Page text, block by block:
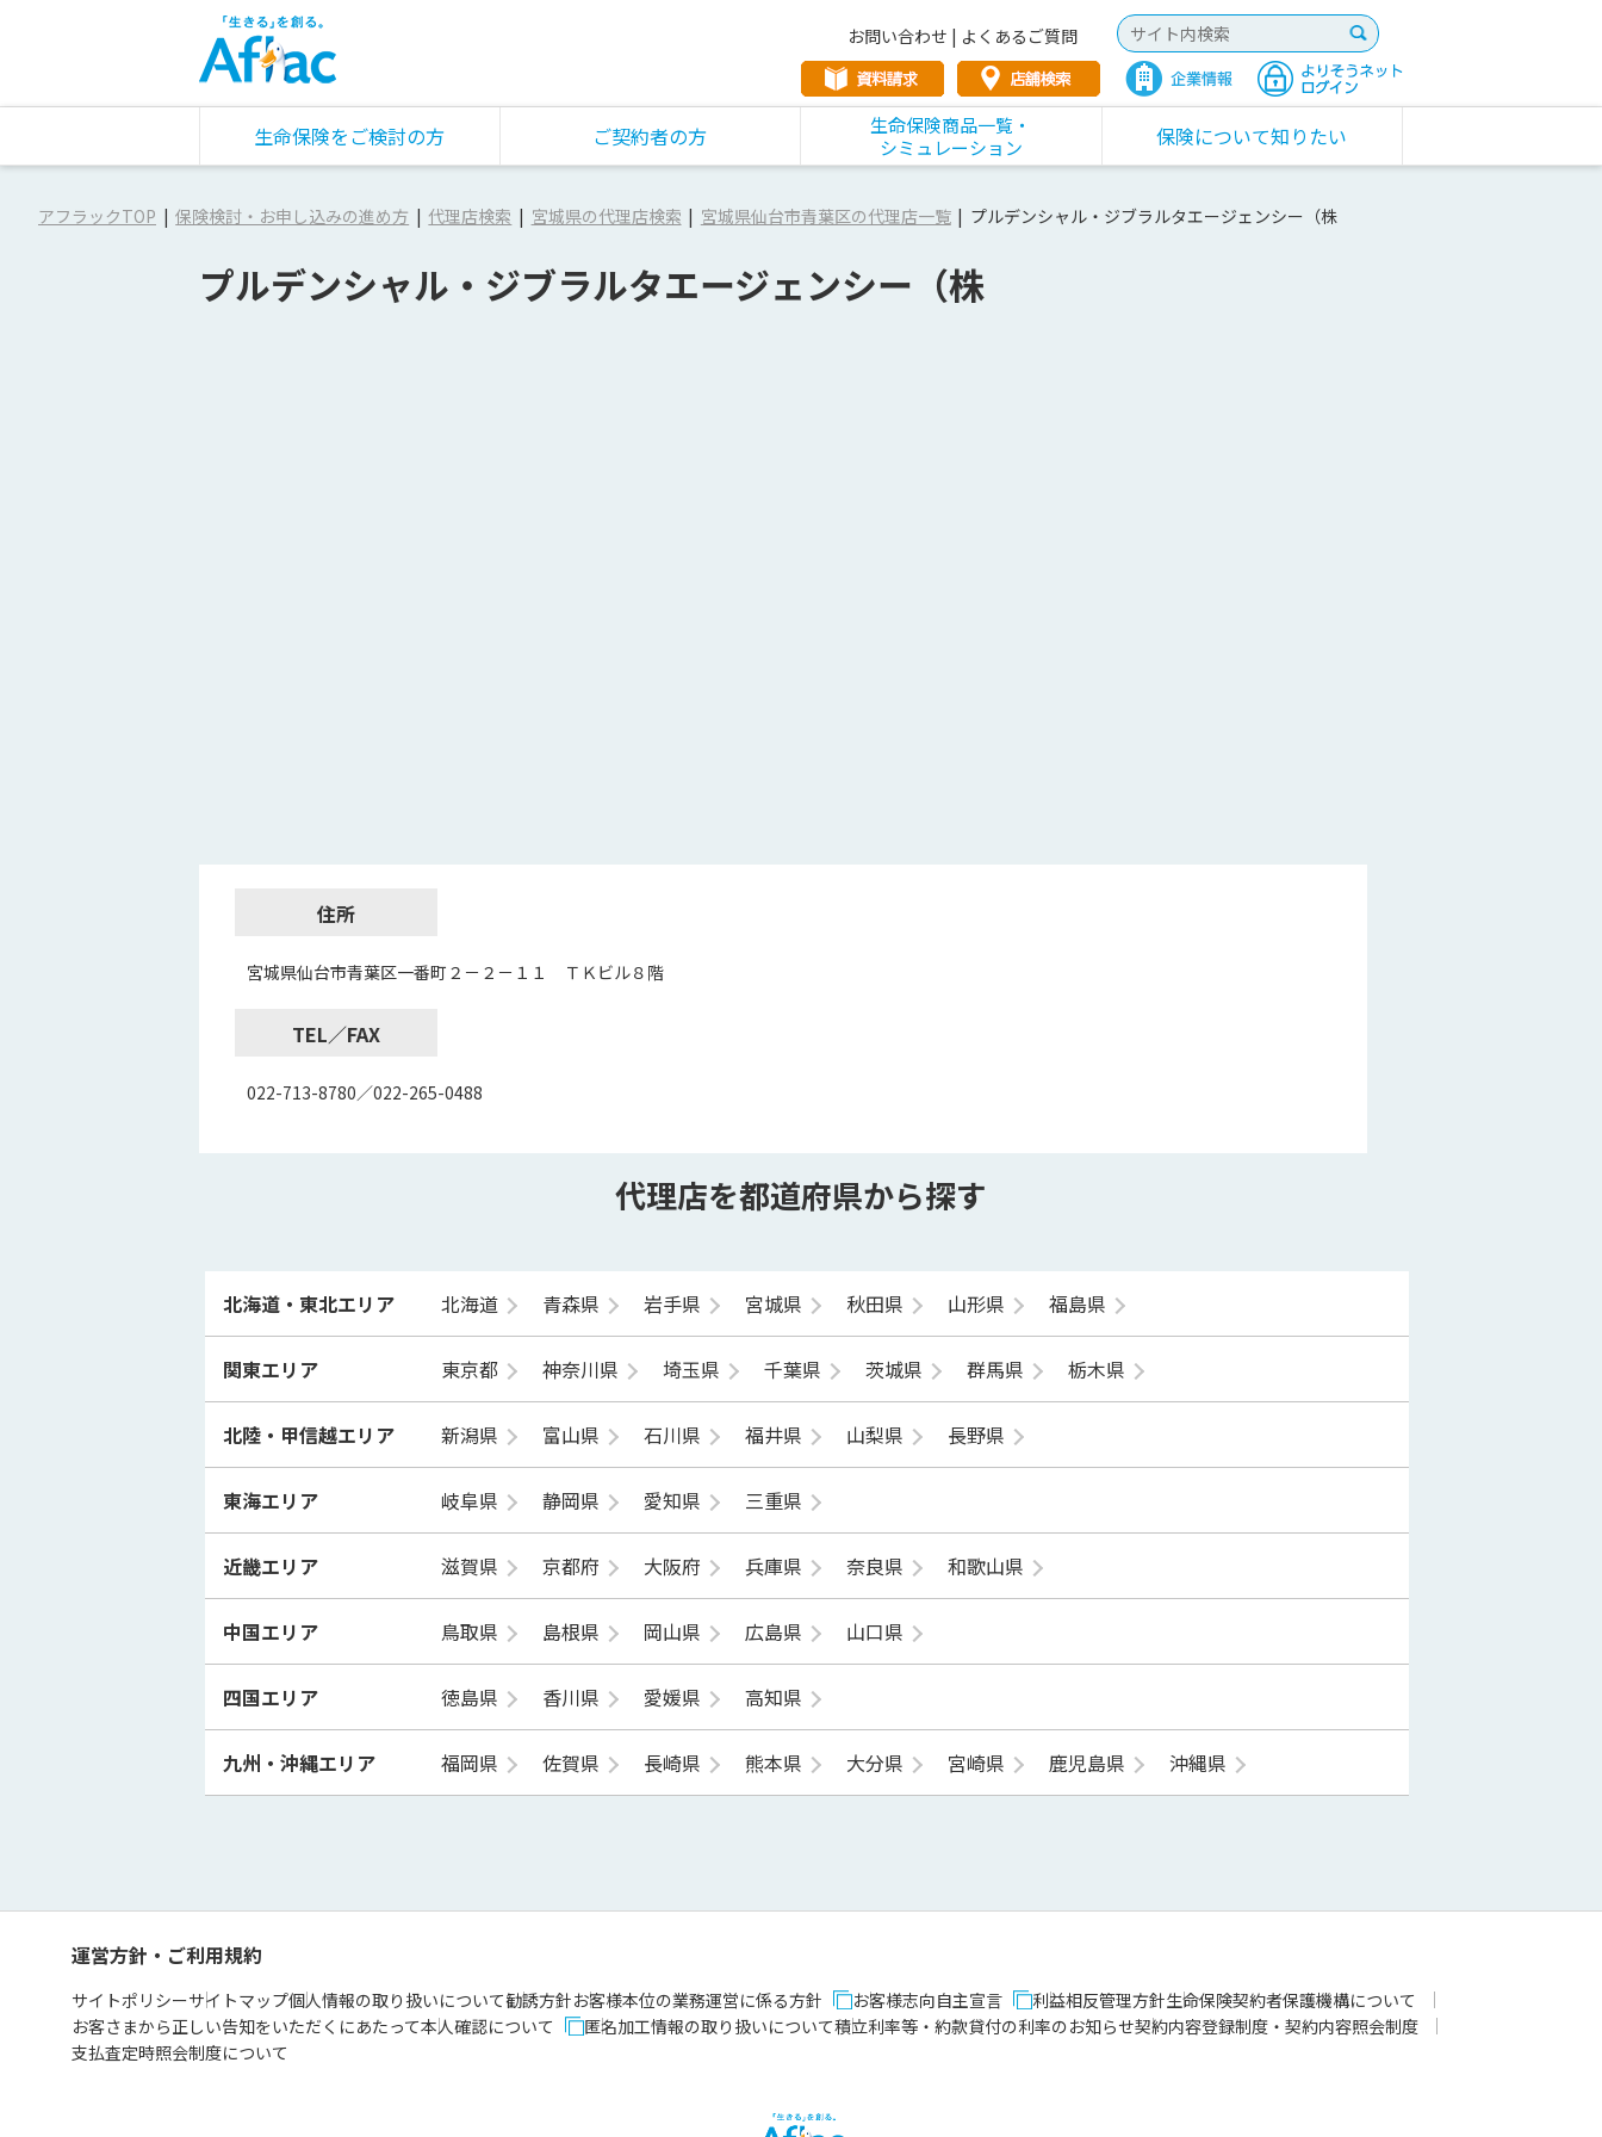
お問い合わせ | よくあるご質問
生命保険をご検討の方 ご契約者の方
生命保険商品一覧・
シミュレーション
保険について知りたい
アフラックTOP 保険検討・お申し込みの進め方 代理店検索 宮城県の代理店検索 宮城県仙台市青葉区の代理店一覧 プルデンシャル・ジブラルタエージェンシー（株
プルデンシャル・ジブラルタエージェンシー（株
住所
宮城県仙台市青葉区一番町２－２－１１ ＴＫビル８階
TEL／FAX
022-713-8780／022-265-0488
代理店を都道府県から探す
北海道・東北エリア 北海道 青森県 岩手県 宮城県 秋田県 山形県 福島県
関東エリア 東京都 神奈川県 埼玉県 千葉県 茨城県 群馬県 栃木県
北陸・甲信越エリア 新潟県 富山県 石川県 福井県 山梨県 長野県
東海エリア 岐阜県 静岡県 愛知県 三重県
近畿エリア 滋賀県 京都府 大阪府 兵庫県 奈良県 和歌山県
中国エリア 鳥取県 島根県 岡山県 広島県 山口県
四国エリア 徳島県 香川県 愛媛県 高知県
九州・沖縄エリア 福岡県 佐賀県 長崎県 熊本県 大分県 宮崎県 鹿児島県 沖縄県
運営方針・ご利用規約
サイトポリシーサイトマップ個人情報の取り扱いについて勧誘方針お客様本位の業務運営に係る方針 お客様志向自主宣言 利益相反管理方針生命保険契約者保護機構について
お客さまから正しい告知をいただくにあたって本人確認について 匿名加工情報の取り扱いについて積立利率等・約款貸付の利率のお知らせ契約内容登録制度・契約内容照会制度
支払査定時照会制度について